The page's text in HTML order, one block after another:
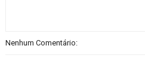
Nenhum Comentário: